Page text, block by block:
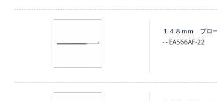
１４８ｍｍ ブロ
‐‐ EA566AF-22